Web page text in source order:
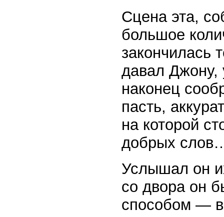
Сцена эта,
большое
закончилась
давал Джону,
наконец
пасть,
на которой
добрых
Услышал он
со двора он
способом —